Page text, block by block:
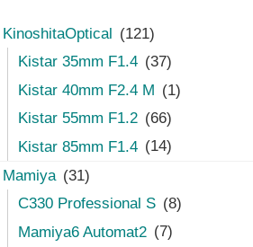
KinoshitaOptical (121)
Kistar 35mm F1.4 (37)
Kistar 40mm F2.4 M (1)
Kistar 55mm F1.2 (66)
Kistar 85mm F1.4 (14)
Mamiya (31)
C330 Professional S (8)
Mamiya6 Automat2 (7)